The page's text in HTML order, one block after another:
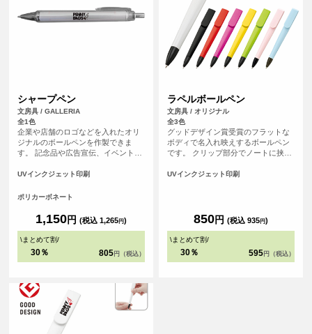
シャープペン
文房具 / GALLERIA
全1色
企業や店舗のロゴなどを入れたオリ
ジナルのボールペンを作製できま
す。 記念品や広告宣伝、イベントな
UVインクジェット印刷
ポリカーボネート
1,150円 (税込 1,265円)
\まとめて割/
30％ 805 円（税込）
ラペルボールペン
文房具 / オリジナル
全3色
グッドデザイン賞受賞のフラットな
ボディで名入れ映えするボールペン
です。 クリップ部分でノートに挟め
使える優れものです。 用途で使い分
るなど展開色が多いからこそ出来る
アレンジが魅力の一つです。
UVインクジェット印刷
850円 (税込 935円)
\まとめて割/
30％ 595 円（税込）